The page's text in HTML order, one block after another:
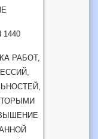
1440
РАБОТ,